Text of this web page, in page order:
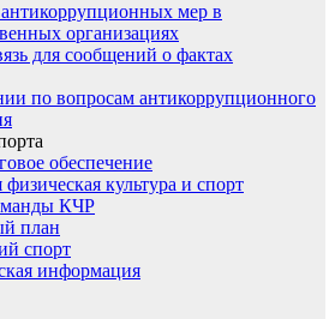
антикоррупционных мер в
организациях
для сообщений о фактах
по вопросам антикоррупционного
обеспечение
культура и спорт
КЧР
план
спорт
информация